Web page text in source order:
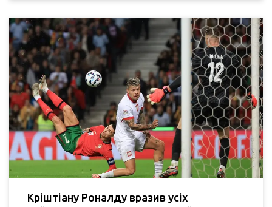
Кріштіану Роналду вразив усіх